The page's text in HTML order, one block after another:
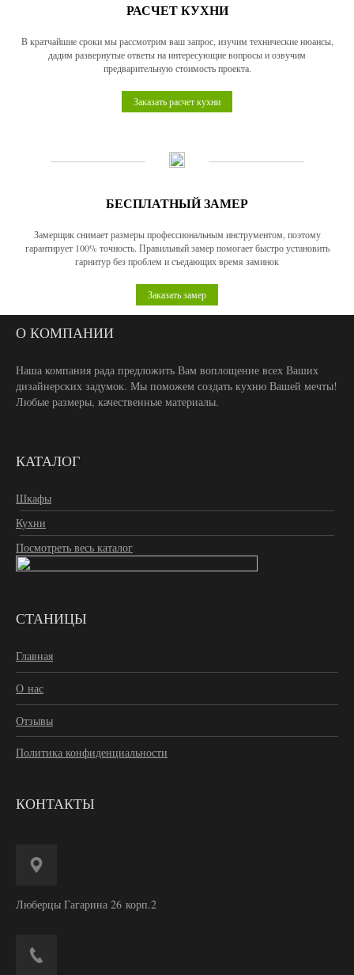
РАСЧЕТ КУХНИ
В кратчайшие сроки мы рассмотрим ваш запрос, изучим технические нюансы,
дадим развернутые ответы на интересующие вопросы и озвучим
предварительную стоимость проекта.
Заказать расчет кухни
БЕСПЛАТНЫЙ ЗАМЕР
Замерщик снимает размеры профессиональным инструментом, поэтому
гарантирует 100% точность. Правильный замер помогает быстро установить
гарнитур без проблем и съедающих время заминок
Заказать замер
О КОМПАНИИ
Наша компания рада предложить Вам воплощение всех Ваших
дизайнерских задумок. Мы поможем создать кухню Вашей мечты!
Любые размеры, качественные материалы.
КАТАЛОГ
Шкафы
Кухни
Посмотреть весь каталог
СТАНИЦЫ
Главная
О нас
Отзывы
Политика конфиденциальности
КОНТАКТЫ
Люберцы Гагарина 26 корп.2